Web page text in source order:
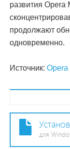
развития
продолжают
одновременно.
Источник: Opera
для